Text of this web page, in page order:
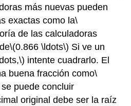
más nuevas pueden
exactas como la\
de las calculadoras
\(0.866 \ldots\) Si ve un
intente cuadrarlo. El
buena fracción como\
puede concluir
original debe ser la raíz